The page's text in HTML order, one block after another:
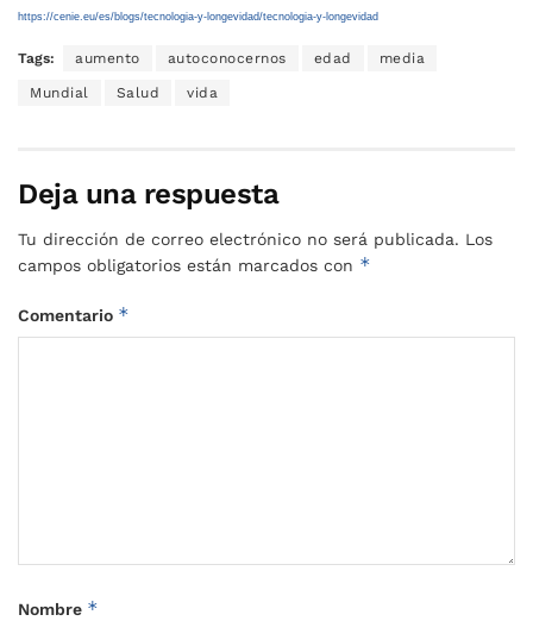
https://cenie.eu/es/blogs/tecnologia-y-longevidad/tecnologia-y-longevidad
Tags: aumento autoconocernos edad media
Mundial Salud vida
Deja una respuesta
Tu dirección de correo electrónico no será publicada. Los
campos obligatorios están marcados con *
Comentario *
Nombre *